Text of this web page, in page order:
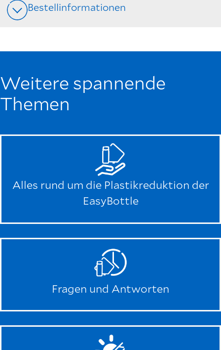
Bestellinformationen
Weitere spannende
Themen
Alles rund um die Plastikreduktion der
EasyBottle
Fragen und Antworten